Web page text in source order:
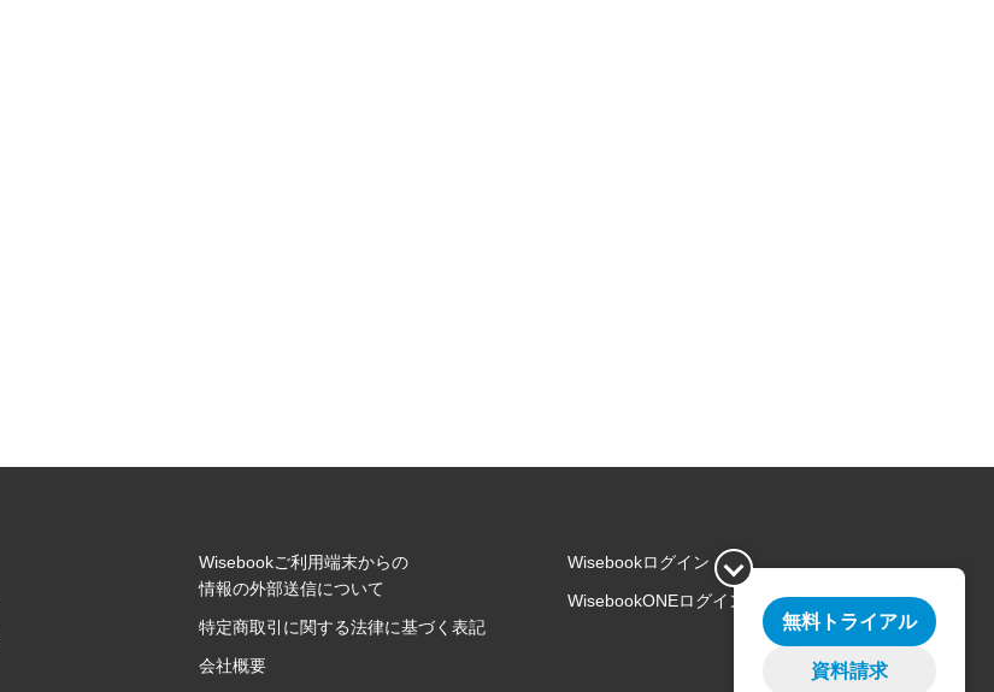
Wisebookご利用端末からの
情報の外部送信について
特定商取引に関する法律に基づく表記
会社概要
Wisebookログイン
WisebookONEログイン
無料トライアル
資料請求